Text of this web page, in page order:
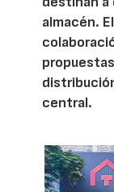
almacén.
central.